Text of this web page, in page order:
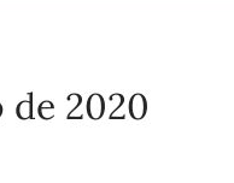
de 2020